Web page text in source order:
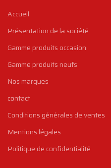
Accueil
Présentation de la société
Gamme produits occasion
Gamme produits neufs
Nos marques
contact
Conditions générales de ventes
Mentions légales
Politique de confidentialité